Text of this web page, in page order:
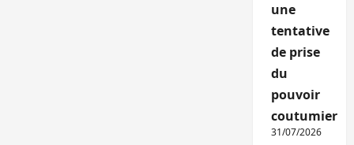
une
tentative
de prise
du
pouvoir
coutumier
31/07/2026